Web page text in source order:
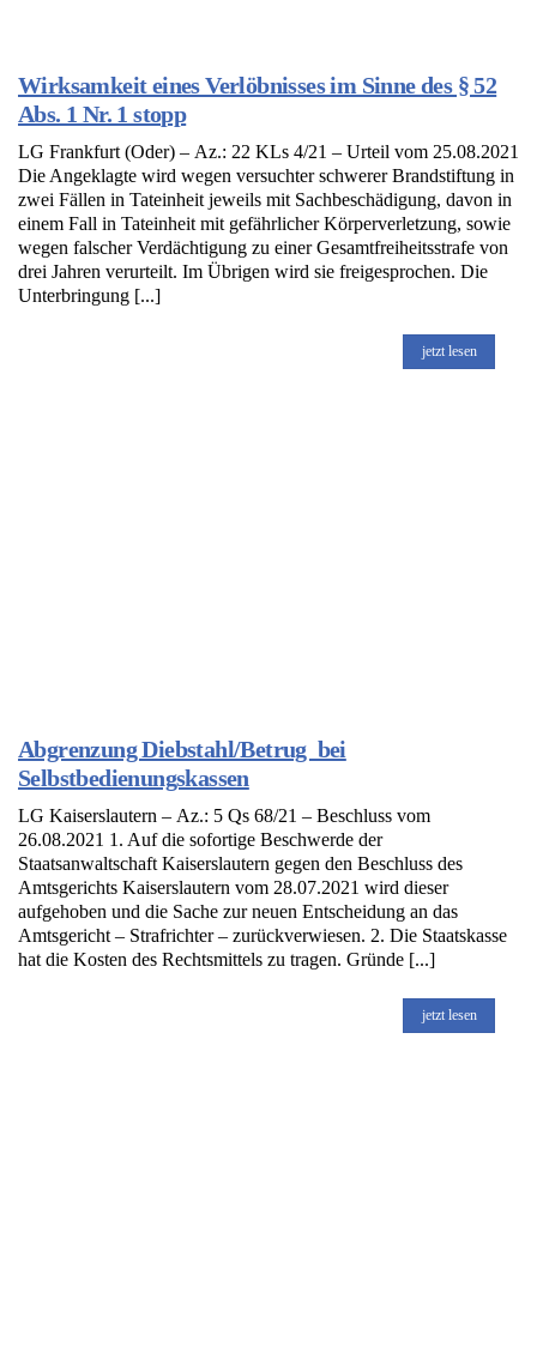
Wirksamkeit eines Verlöbnisses im Sinne des § 52
Abs. 1 Nr. 1 stopp
LG Frankfurt (Oder) – Az.: 22 KLs 4/21 – Urteil vom 25.08.2021
Die Angeklagte wird wegen versuchter schwerer Brandstiftung in
zwei Fällen in Tateinheit jeweils mit Sachbeschädigung, davon in
einem Fall in Tateinheit mit gefährlicher Körperverletzung, sowie
wegen falscher Verdächtigung zu einer Gesamtfreiheitsstrafe von
drei Jahren verurteilt. Im Übrigen wird sie freigesprochen. Die
Unterbringung [...]
jetzt lesen
Abgrenzung Diebstahl/Betrug bei
Selbstbedienungskassen
LG Kaiserslautern – Az.: 5 Qs 68/21 – Beschluss vom
26.08.2021 1. Auf die sofortige Beschwerde der
Staatsanwaltschaft Kaiserslautern gegen den Beschluss des
Amtsgerichts Kaiserslautern vom 28.07.2021 wird dieser
aufgehoben und die Sache zur neuen Entscheidung an das
Amtsgericht – Strafrichter – zurückverwiesen. 2. Die Staatskasse
hat die Kosten des Rechtsmittels zu tragen. Gründe [...]
jetzt lesen